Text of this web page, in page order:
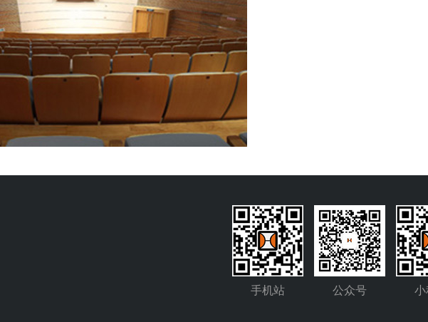
手机站 公众号 小